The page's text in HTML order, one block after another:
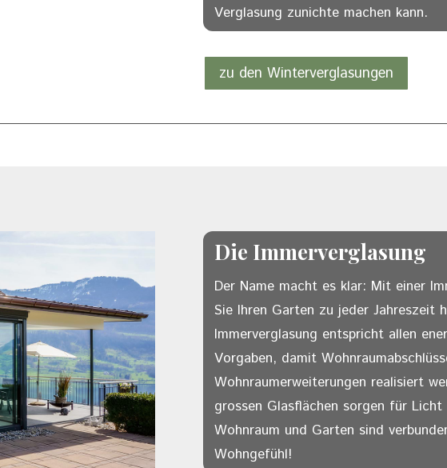
Verglasung zunichte machen kann.
zu den Winterverglasungen
Die Immerverglasung
Der Name macht es klar: Mit einer
Sie Ihren Garten zu jeder Jahreszeit
Immerverglasung entspricht allen
Vorgaben, damit
Wohnraumerweiterungen realisiert
grossen Glasflächen sorgen für
Wohnraum und Garten sind
Wohngefühl!